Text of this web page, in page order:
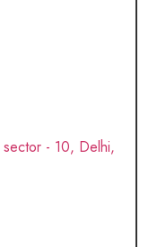
- 10, Delhi,